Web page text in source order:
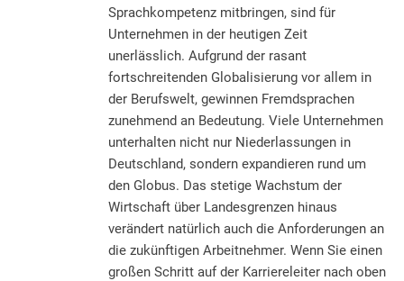
Sprachkompetenz mitbringen, sind für
Unternehmen in der heutigen Zeit
unerlässlich. Aufgrund der rasant
fortschreitenden Globalisierung vor allem in
der Berufswelt, gewinnen Fremdsprachen
zunehmend an Bedeutung. Viele Unternehmen
unterhalten nicht nur Niederlassungen in
Deutschland, sondern expandieren rund um
den Globus. Das stetige Wachstum der
Wirtschaft über Landesgrenzen hinaus
verändert natürlich auch die Anforderungen an
die zukünftigen Arbeitnehmer. Wenn Sie einen
großen Schritt auf der Karriereleiter nach oben